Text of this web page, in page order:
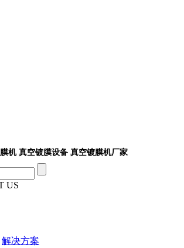
机 真空镀膜设备 真空镀膜机厂家
US
解决方案